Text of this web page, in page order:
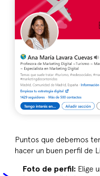
Puntos que debemos
hacer un buen perfil de
Foto de perfil: Elige